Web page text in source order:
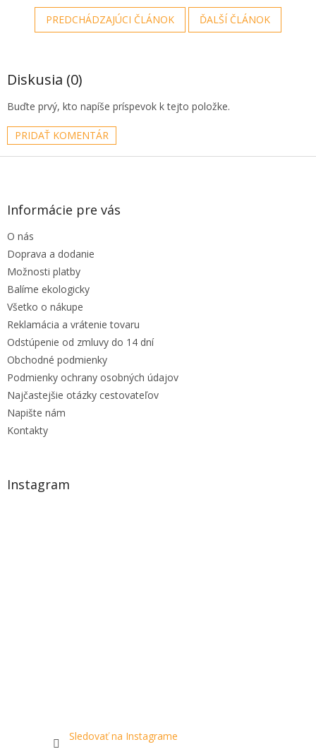
PREDCHÁDZAJÚCI ČLÁNOK ĎALŠÍ ČLÁNOK
Diskusia (0)
Buďte prvý, kto napíše príspevok k tejto položke.
PRIDAŤ KOMENTÁR
Z
Informácie pre vás
O nás
Doprava a dodanie
Možnosti platby
Balíme ekologicky
Všetko o nákupe
Reklamácia a vrátenie tovaru
Odstúpenie od zmluvy do 14 dní
Obchodné podmienky
Podmienky ochrany osobných údajov
Najčastejšie otázky cestovateľov
Napište nám
Kontakty
Instagram
Sledovať na Instagrame